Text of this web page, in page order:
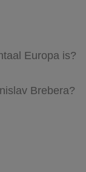
Europa is?
Brebera?